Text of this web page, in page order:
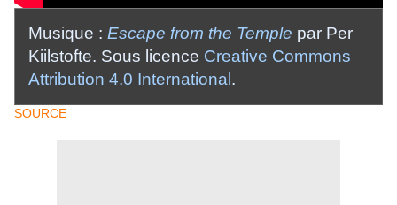
Musique : Escape from the Temple par Per
Kiilstofte. Sous licence Creative Commons
Attribution 4.0 International .
SOURCE